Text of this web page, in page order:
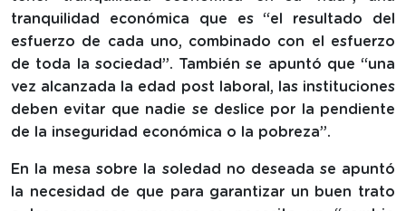
tranquilidad económica que es “el resultado del
esfuerzo de cada uno, combinado con el esfuerzo
de toda la sociedad”. También se apuntó que “una
vez alcanzada la edad post laboral, las instituciones
deben evitar que nadie se deslice por la pendiente
de la inseguridad económica o la pobreza”.
En la mesa sobre la soledad no deseada se apuntó
la necesidad de que para garantizar un buen trato